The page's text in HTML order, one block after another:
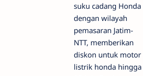
suku cadang Honda
dengan wilayah
pemasaran Jatim-
NTT, memberikan
diskon untuk motor
listrik honda hingga